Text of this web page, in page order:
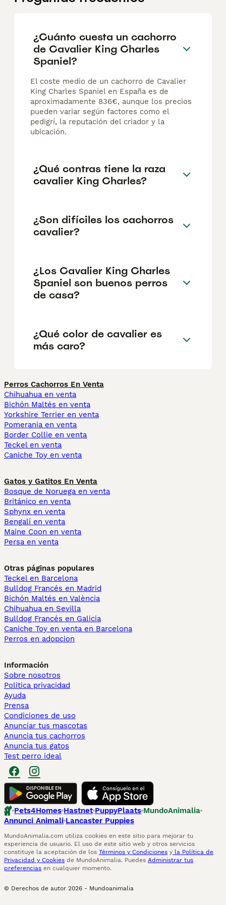
¿Cuánto cuesta un cachorro
de Cavalier King Charles
Spaniel?
El coste medio de un cachorro de Cavalier
King Charles Spaniel en España es de
aproximadamente 836€, aunque los precios
pueden variar según factores como el
pedigrí, la reputación del criador y la
ubicación.
¿Qué contras tiene la raza
cavalier King Charles?
¿Son difíciles los cachorros
cavalier?
¿Los Cavalier King Charles
Spaniel son buenos perros
de casa?
¿Qué color de cavalier es
más caro?
Perros Cachorros En Venta
Chihuahua en venta
Bichón Maltés en venta
Yorkshire Terrier en venta
Pomerania en venta
Border Collie en venta
Teckel en venta
Caniche Toy en venta
Gatos y Gatitos En Venta
Bosque de Noruega en venta
Británico en venta
Sphynx en venta
Bengalí en venta
Maine Coon en venta
Persa en venta
Otras páginas populares
Teckel en Barcelona
Bulldog Francés en Madrid
Bichón Maltés en València
Chihuahua en Sevilla
Bulldog Francés en Galicia
Caniche Toy en venta en Barcelona
Perros en adopcion
Información
Sobre nosotros
Politica privacidad
Ayuda
Prensa
Condiciones de uso
Anunciar tus mascotas
Anuncia tus cachorros
Anuncia tus gatos
Test perro ideal
Pets4Homes Hastnet PuppyPlaats MundoAnimalia
Annunci Animali Lancaster Puppies
MundoAnimalia.com utiliza cookies en este sitio para mejorar tu
experiencia de usuario. El uso de este sitio web y otros servicios
constituye la aceptación de los Términos y Condiciones y la Política de
Privacidad y Cookies de MundoAnimalia. Puedes Administrar tus
preferencias en cualquier momento.
© Derechos de autor 2026 - Mundoanimalia